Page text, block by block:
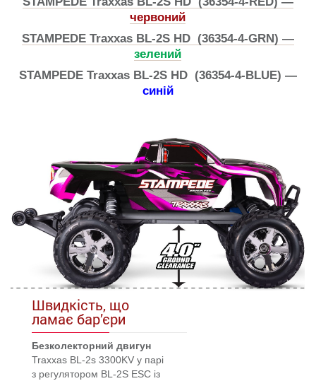
червоний
STAMPEDE Traxxas BL-2S HD (36354-4-GRN) —
зелений
STAMPEDE Traxxas BL-2S HD (36354-4-BLUE) —
синій
Швидкість, що
ламає бар’єри
Безколекторний двигун
Traxxas BL-2s 3300KV у парі
з регулятором BL-2S ESC із